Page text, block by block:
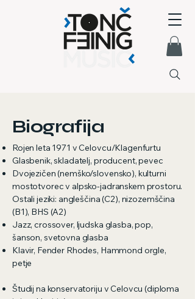
Biografija
Rojen leta 1971 v Celovcu/Klagenfurtu
Glasbenik, skladatelj, producent, pevec
Dvojezičen (nemško/slovensko), kulturni
mostotvorec v alpsko-jadranskem prostoru.
Ostali jeziki: angleščina (C2), nizozemščina
(B1), BHS (A2)
Jazz, crossover, ljudska glasba, pop,
šanson, svetovna glasba
Klavir, Fender Rhodes, Hammond orgle,
petje
Študij na konservatoriju v Celovcu (diploma